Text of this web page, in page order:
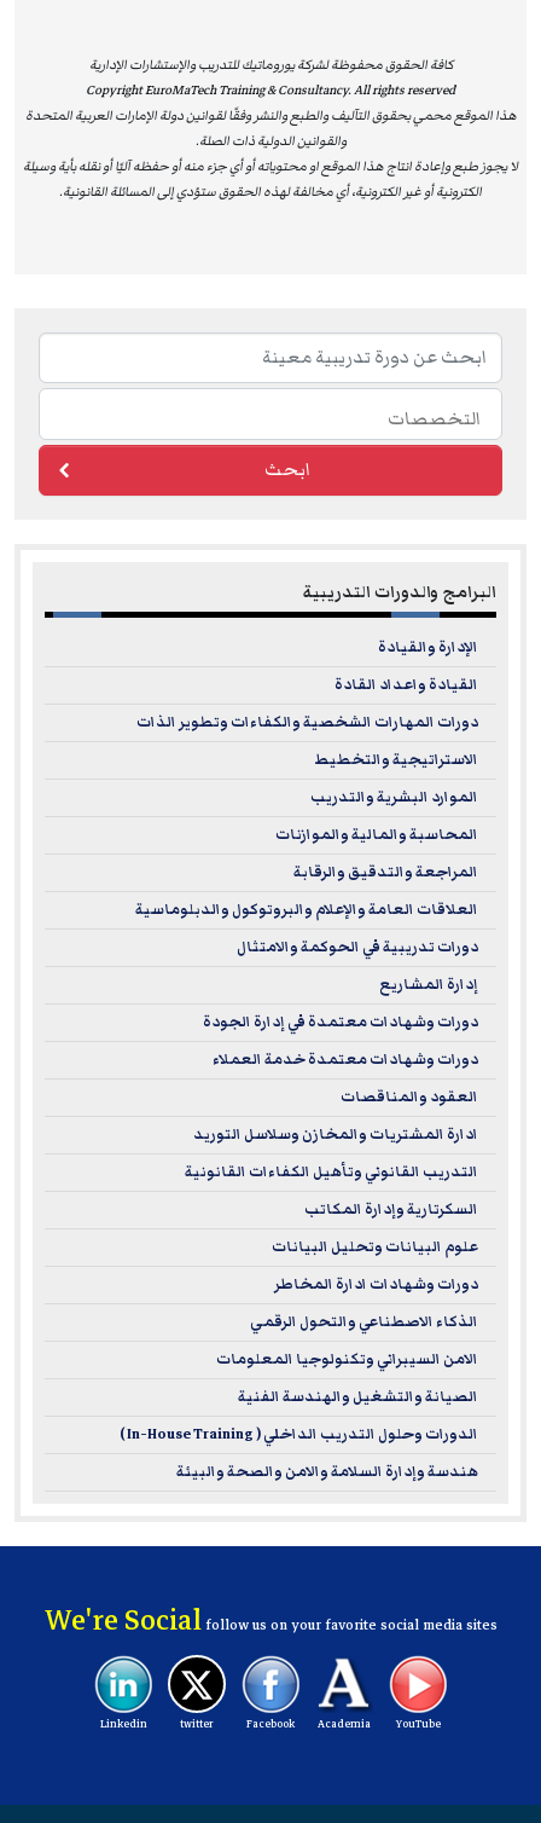
كافة الحقوق محفوظة لشركة يوروماتيك للتدريب والإستشارات الإدارية
Copyright EuroMaTech Training & Consultancy. All rights reserved
هذا الموقع محمي بحقوق التآليف والطبع والنشر وفقًا لقوانين دولة الإمارات العربية المتحدة
والقوانين الدولية ذات الصلة.
لا يجوز طبع وإعادة انتاج هذا الموقع او محتوياته أو أي جزء منه أو حفظه آليًا أو نقله بأية وسيلة
الكترونية أو غير الكترونية، أي مخالفة لهذه الحقوق ستؤدي إلى المسائلة القانونية.
ابحث
البرامج والدورات التدريبية
الإدارة والقيادة
القيادة واعداد القادة
دورات المهارات الشخصية والكفاءات وتطوير الذات
الاستراتيجية والتخطيط
الموارد البشرية والتدريب
المحاسبة والمالية والموازنات
المراجعة والتدقيق والرقابة
العلاقات العامة والإعلام والبروتوكول والدبلوماسية
دورات تدريبية في الحوكمة والامتثال
إدارة المشاريع
دورات وشهادات معتمدة في إدارة الجودة
دورات وشهادات معتمدة خدمة العملاء
العقود والمناقصات
ادارة المشتريات والمخازن وسلاسل التوريد
التدريب القانوني وتأهيل الكفاءات القانونية
السكرتارية وإدارة المكاتب
علوم البيانات وتحليل البيانات
دورات وشهادات ادارة المخاطر
الذكاء الاصطناعي والتحول الرقمي
الامن السيبراني وتكنولوجيا المعلومات
الصيانة والتشغيل والهندسة الفنية
الدورات وحلول التدريب الداخلي ( In-House Training )
هندسة وإدارة السلامة والامن والصحة والبيئة
We're Socialfollow us on your favorite social media sites
YouTube
Academia
Facebook
twitter
Linkedin